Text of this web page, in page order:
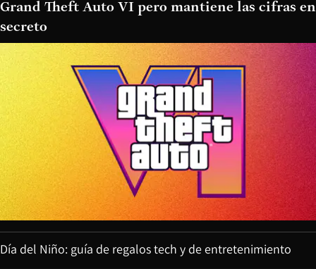
Grand Theft Auto VI pero mantiene las cifras en
secreto
Día del Niño: guía de regalos tech y de entretenimiento